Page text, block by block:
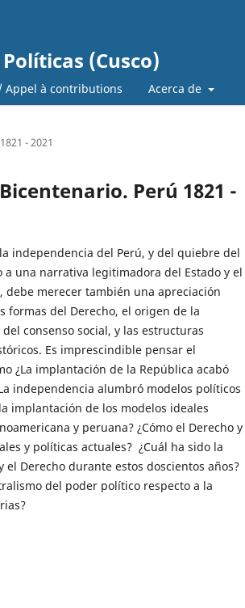
(Cusco)
Appel à contributions Acerca de
- 2021
Perú 1821 -
independencia del Perú, y del quiebre del
una narrativa legitimadora del Estado y el
debe merecer también una apreciación
formas del Derecho, el origen de la
consenso social, y las estructuras
Es imprescindible pensar el
¿La implantación de la República acabó
independencia alumbró modelos políticos
implantación de los modelos ideales
y peruana? ¿Cómo el Derecho y
y políticas actuales? ¿Cuál ha sido la
Derecho durante estos doscientos años?
del poder político respecto a la